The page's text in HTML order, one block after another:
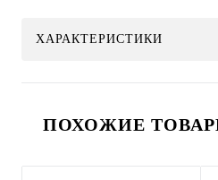
ХАРАКТЕРИСТИКИ
ПОХОЖИЕ